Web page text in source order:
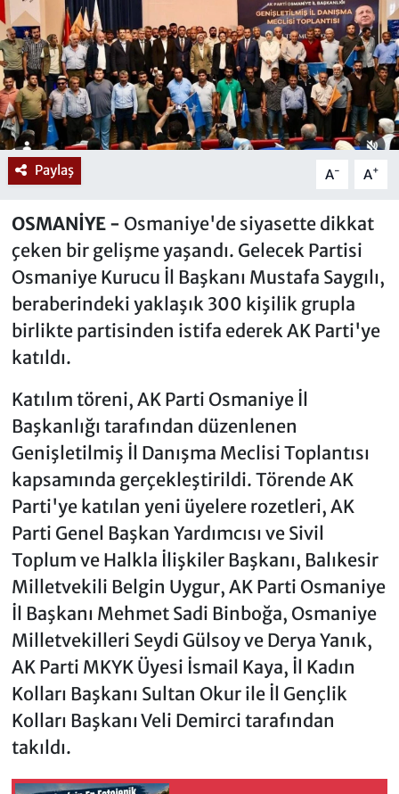
Paylaş A- A+
OSMANİYE - Osmaniye'de siyasette dikkat
çeken bir gelişme yaşandı. Gelecek Partisi
Osmaniye Kurucu İl Başkanı Mustafa Saygılı,
beraberindeki yaklaşık 300 kişilik grupla
birlikte partisinden istifa ederek AK Parti'ye
katıldı.
Katılım töreni, AK Parti Osmaniye İl
Başkanlığı tarafından düzenlenen
Genişletilmiş İl Danışma Meclisi Toplantısı
kapsamında gerçekleştirildi. Törende AK
Parti'ye katılan yeni üyelere rozetleri, AK
Parti Genel Başkan Yardımcısı ve Sivil
Toplum ve Halkla İlişkiler Başkanı, Balıkesir
Milletvekili Belgin Uygur, AK Parti Osmaniye
İl Başkanı Mehmet Sadi Binboğa, Osmaniye
Milletvekilleri Seydi Gülsoy ve Derya Yanık,
AK Parti MKYK Üyesi İsmail Kaya, İl Kadın
Kolları Başkanı Sultan Okur ile İl Gençlik
Kolları Başkanı Veli Demirci tarafından
takıldı.